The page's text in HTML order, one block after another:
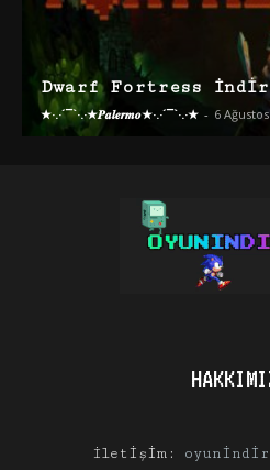
Dwarf Fortress
★·.·´¯`·.·★𝑷𝒂𝒍𝒆𝒓𝒎𝒐★·.·´¯`·.·★ - 6
İletişim: